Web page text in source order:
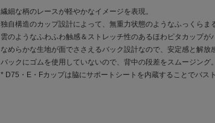
繊細な柄のレースが軽やかなイメージを表現。
独自構造のカップ設計によって、無重力状態のようなふっくらま
雲のようなふわふわ触感＆ストレッチ性のあるほわピタカップが
なめらかな生地が面でささえるバック設計なので、安定感と解放
バックにゴムを使用していないので、背中の段差をスムージング。
* D75・E・Fカップは脇にサポートシートを内蔵することでバス